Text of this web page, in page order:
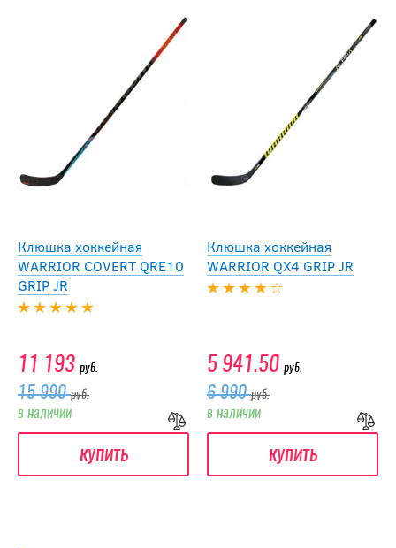
Клюшка хоккейная
WARRIOR COVERT QRE10
GRIP JR
11 193 руб.
15 990руб.
в наличии
купить
Клюшка хоккейная
WARRIOR QX4 GRIP JR
5 941.50 руб.
6 990руб.
в наличии
купить